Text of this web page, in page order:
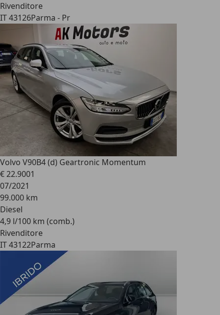
Rivenditore
IT 43126Parma - Pr
Volvo V90B4 (d) Geartronic Momentum
€ 22.9001
07/2021
99.000 km
Diesel
4,9 l/100 km (comb.)
Rivenditore
IT 43122Parma